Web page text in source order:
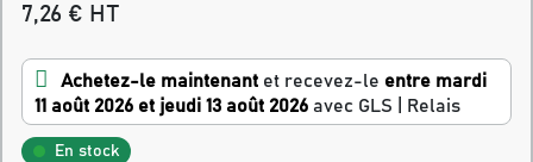
7,26 € HT
Achetez-le maintenant et recevez-le entre mardi
11 août 2026 et jeudi 13 août 2026 avec GLS | Relais
En stock